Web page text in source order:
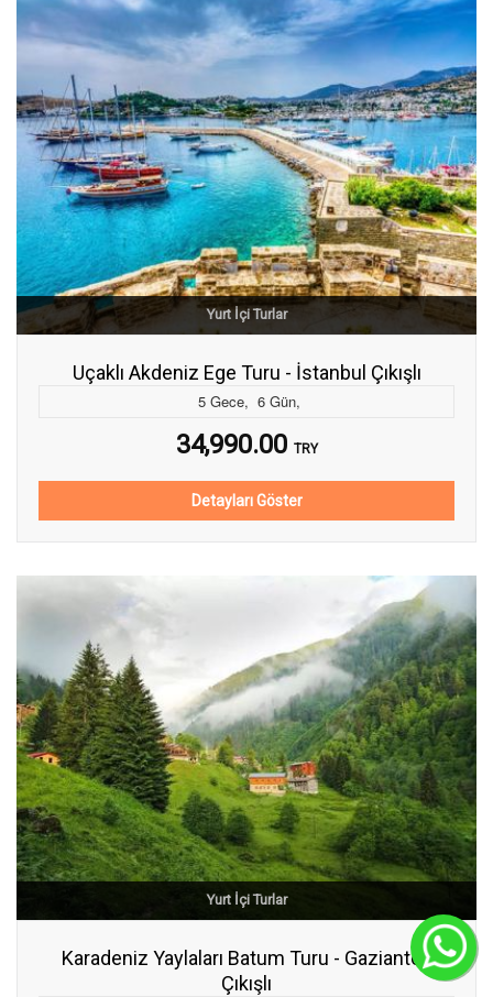
Yurt İçi Turlar
Uçaklı Akdeniz Ege Turu - İstanbul Çıkışlı
5 Gece, 6 Gün,
34,990.00 TRY
Detayları Göster
Yurt İçi Turlar
Karadeniz Yaylaları Batum Turu - Gaziantep
Çıkışlı
C